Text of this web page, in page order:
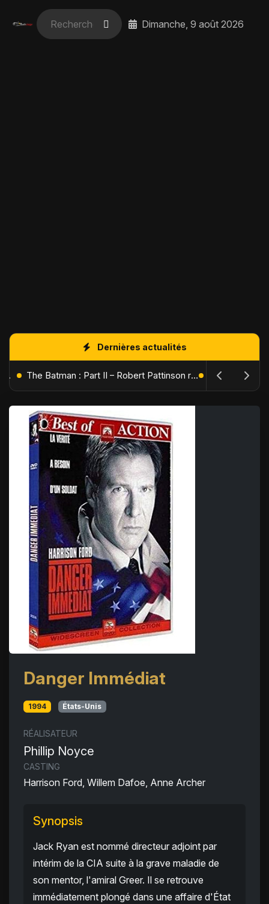
Dimanche, 9 août 2026
Dernières actualités
L'Âge de Glace : Le Réveil du Volcan – Manny, Sid et Diego de retour pour une aventure explosive The Batman : Part II – Robert Pattinson replonge dans les ténèbres de Gotham dès octobre 2027
Danger Immédiat
1994 États-Unis
RÉALISATEUR
Phillip Noyce
CASTING
Harrison Ford, Willem Dafoe, Anne Archer
Synopsis
Jack Ryan est nommé directeur adjoint par
intérim de la CIA suite à la grave maladie de
son mentor, l'amiral Greer. Il se retrouve
immédiatement plongé dans une affaire d'État